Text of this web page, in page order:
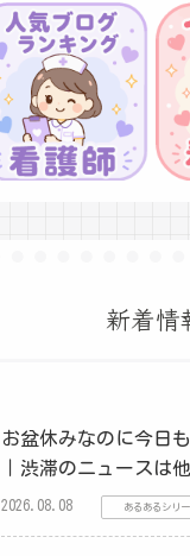
新着情
お盆休みなのに今日
｜渋滞のニュースは
2026.08.08 あるあるシリ